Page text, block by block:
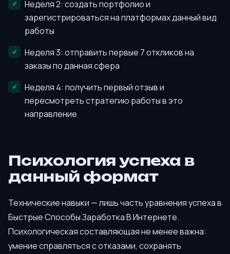
Неделя 2: создать портфолио и
зарегистрироваться на платформах данный вид
работы
Неделя 3: отправить первые 7 откликов на
заказы по данная сфера
Неделя 4: получить первый отзыв и
пересмотреть стратегию работы в это
направление
Психология успеха в
данный формат
Технические навыки — лишь часть уравнения успеха в
Быстрые Способы Заработка В Интернете.
Психологическая составляющая не менее важна:
умение справляться с отказами, сохранять